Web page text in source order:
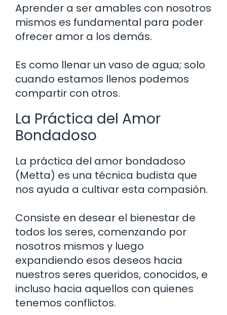
Aprender a ser amables con nosotros
mismos es fundamental para poder
ofrecer amor a los demás.
Es como llenar un vaso de agua; solo
cuando estamos llenos podemos
compartir con otros.
La Práctica del Amor
Bondadoso
La práctica del amor bondadoso
(Metta) es una técnica budista que
nos ayuda a cultivar esta compasión.
Consiste en desear el bienestar de
todos los seres, comenzando por
nosotros mismos y luego
expandiendo esos deseos hacia
nuestros seres queridos, conocidos, e
incluso hacia aquellos con quienes
tenemos conflictos.